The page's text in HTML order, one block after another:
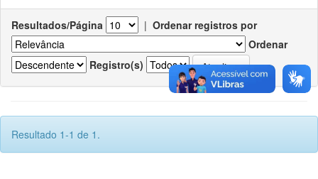
Resultados/Página | Ordenar registros por
Ordenar
Registro(s)
Resultado 1-1 de 1.